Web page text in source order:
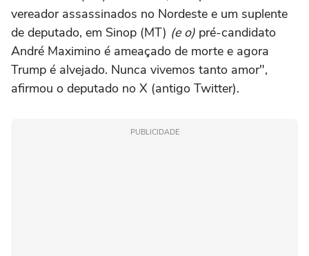
vereador assassinados no Nordeste e um suplente
de deputado, em Sinop (MT) (e o) pré-candidato
André Maximino é ameaçado de morte e agora
Trump é alvejado. Nunca vivemos tanto amor",
afirmou o deputado no X (antigo Twitter).
PUBLICIDADE